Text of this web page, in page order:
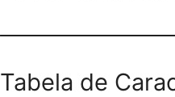
Tabela de